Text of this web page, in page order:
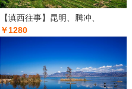
【滇西往事】昆明、腾冲、
￥1280